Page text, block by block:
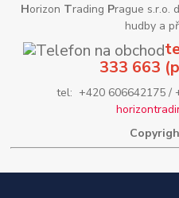
Horizon Trading Prague s.r.o.
hudby a
333 663
tel: +420 606642175 /